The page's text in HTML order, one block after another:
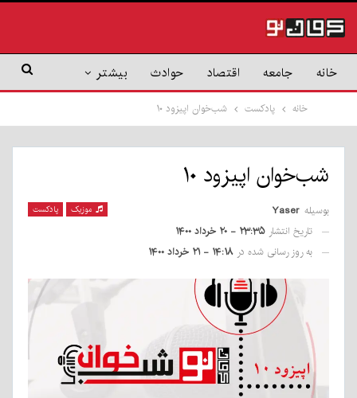
خانه جامعه اقتصاد حوادث بیشتر
خانه پادکست شب‌خوان اپیزود ۱۰
شب‌خوان اپیزود ۱۰
موزیک پادکست بوسیله Yaser
تاریخ انتشار ۲۳:۳۵ - ۲۰ خرداد ۱۴۰۰
به روز رسانی شده در ۱۴:۱۸ - ۲۱ خرداد ۱۴۰۰